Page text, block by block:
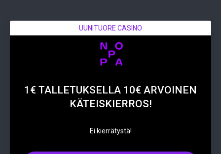
UUNITUORE CASINO
1€ TALLETUKSELLA 10€ ARVOINEN
KÄTEISKIERROS!
Ei kierrätystä!